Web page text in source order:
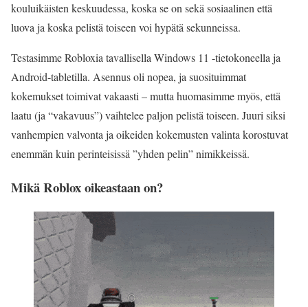
kouluikäisten keskuudessa, koska se on sekä sosiaalinen että
luova ja koska pelistä toiseen voi hypätä sekunneissa.
Testasimme Robloxia tavallisella Windows 11 -tietokoneella ja
Android-tabletilla. Asennus oli nopea, ja suosituimmat
kokemukset toimivat vakaasti – mutta huomasimme myös, että
laatu (ja “vakavuus”) vaihtelee paljon pelistä toiseen. Juuri siksi
vanhempien valvonta ja oikeiden kokemusten valinta korostuvat
enemmän kuin perinteisissä ”yhden pelin” nimikkeissä.
Mikä Roblox oikeastaan on?